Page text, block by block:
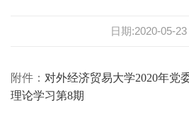
日期:2020-05-23
附件： 对外经济贸易大学2020年党
理论学习第8期